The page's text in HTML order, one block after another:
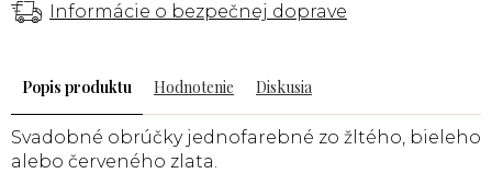
Informácie o bezpečnej doprave
Popis Hodnotenie Diskusia
Svadobné obrúčky jednofarebné zo žltého, bieleho
alebo červeného zlata.